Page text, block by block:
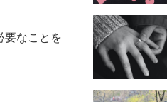
要なことを